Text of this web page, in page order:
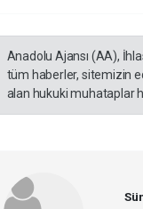
Anadolu Ajansı (AA),
tüm haberler, sitemizin
alan hukuki muhataplar